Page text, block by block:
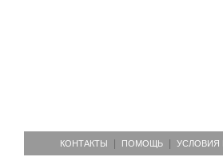
КОНТАКТЫ ПОМОЩЬ УСЛОВИЯ